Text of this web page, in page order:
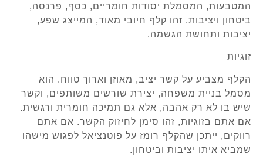
המטבעות, המסמלת יסודות חומריים, כסף, פרנסה,
ביטחון ויציבות. זהו קלף חיובי מאוד, המייצג שפע,
יציבות ותחושת הגשמה.
זוגיות
הקלף מצביע על קשר יציב, מאוזן וארוך טווח. הוא
מסמל בניית משפחה, יצירת שורשים משותפים, וקשר
שיש בו לא רק אהבה, אלא גם תמיכה חומרית ורגשית.
אם אתם בזוגיות, זהו סימן לחיזוק הקשר. אם אתם
רווקים, ייתכן שהקלף רומז על פוטנציאל לפגוש מישהו
שמביא איתו יציבות וביטחון.